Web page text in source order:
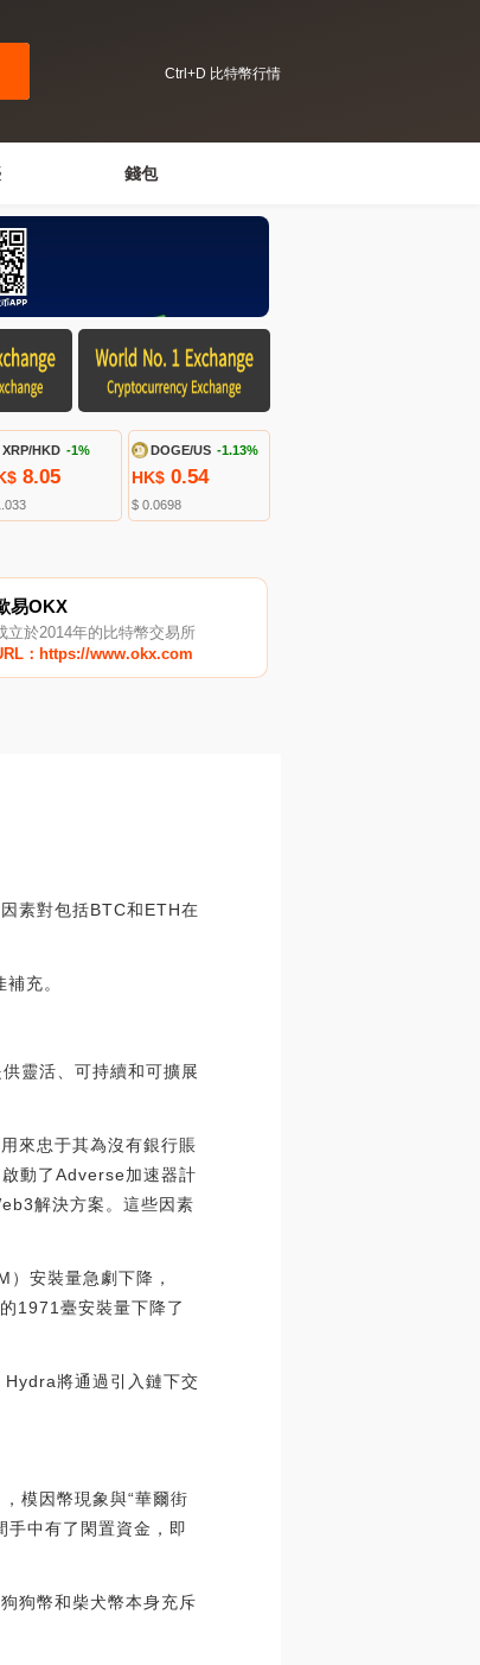
Ctrl+D 比特幣行情
錢包
XRP/HKD -1%
8.05
DOGE/US -1.13%
HK$ 0.54
$ 0.0698
易OKX
立於2014年的比特幣交易所
：https://www.okx.com
素對包括BTC和ETH在
充。
靈活、可持續和可擴展
來忠于其為沒有銀行賬
動了Adverse加速器計
解決方案。這些因素
安裝量急劇下降，
1971臺安裝量下降了
將通過引入鏈下交
模因幣現象與“華爾街
手中有了閑置資金，即
狗幣和柴犬幣本身充斥